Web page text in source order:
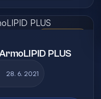
PLUS
28. 6. 2021